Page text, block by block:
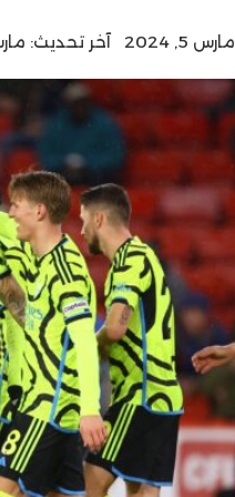
مارس 5, 2024 آخر تحديث: مارس 5,